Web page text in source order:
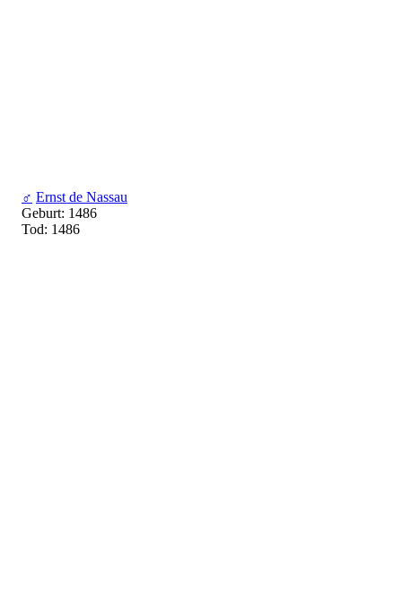
♂ Ernst de Nassau
Geburt: 1486
Tod: 1486